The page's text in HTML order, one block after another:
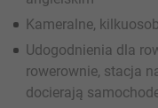
Kameralne,
Udogodnienia dla
rowerownie, stacja
docierają